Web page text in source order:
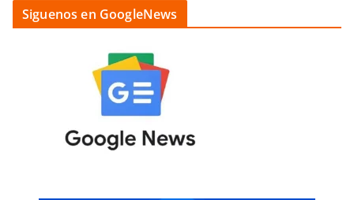
Siguenos en GoogleNews